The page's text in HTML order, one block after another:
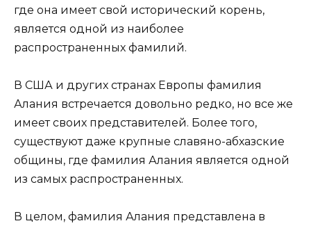
где она имеет свой исторический корень,
является одной из наиболее
распространенных фамилий.
В США и других странах Европы фамилия
Алания встречается довольно редко, но все же
имеет своих представителей. Более того,
существуют даже крупные славяно-абхазские
общины, где фамилия Алания является одной
из самых распространенных.
В целом, фамилия Алания представлена в